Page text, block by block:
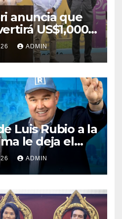
anuncia que
US$1,000
añosADMIN
Luis Rubio a la
le deja el
Rafael López
ADMIN